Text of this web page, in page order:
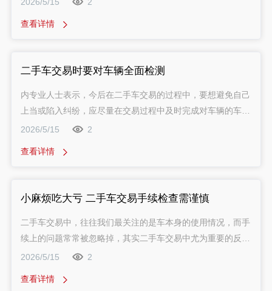
查看详情
二手车交易时要对车辆全面检测
内专业人士表示，今后在二手车交易的过程中，要想避免自己
上当或陷入纠纷，应尽量在交易过程中及时完成对车辆的车况
检测。而且，除了*带上一位熟悉车辆构造的技师到现场帮忙
己熟悉的维修企业对车辆进行体检，以减少自己购买事故车的
2026/5/15 2
查看详情
小麻烦吃大亏 二手车交易手续检查需谨慎
二手车交易中，往往我们最关注的是车本身的使用情况，而手
续上的问题常常被忽略掉，其实二手车交易中尤为重要的反而
是手续，如果说交易的车辆本身有问题的话还可以修，万一染
的二手车还得赔上法律纠纷，这就得不偿失了。
2026/5/15 2
查看详情